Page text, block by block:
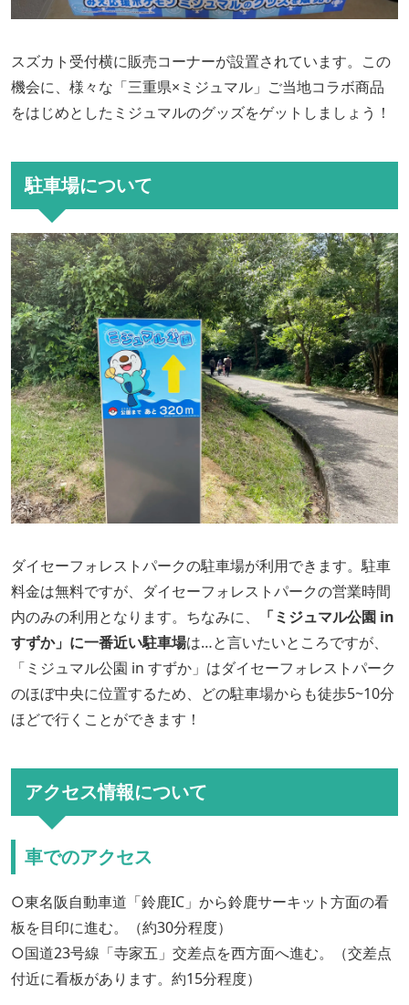
スズカト受付横に販売コーナーが設置されています。この
機会に、様々な「三重県×ミジュマル」ご当地コラボ商品
をはじめとしたミジュマルのグッズをゲットしましょう！
駐車場について
ダイセーフォレストパークの駐車場が利用できます。駐車
料金は無料ですが、ダイセーフォレストパークの営業時間
内のみの利用となります。ちなみに、
「ミジュマル公園 in
すずか」に一番近い駐車場は…と言いたいところですが、
「ミジュマル公園 in すずか」はダイセーフォレストパーク
のほぼ中央に位置するため、どの駐車場からも徒歩5~10分
ほどで行くことができます！
アクセス情報について
車でのアクセス
○東名阪自動車道「鈴鹿IC」から鈴鹿サーキット方面の看
板を目印に進む。（約30分程度）
○国道23号線「寺家五」交差点を西方面へ進む。（交差点
付近に看板があります。約15分程度）